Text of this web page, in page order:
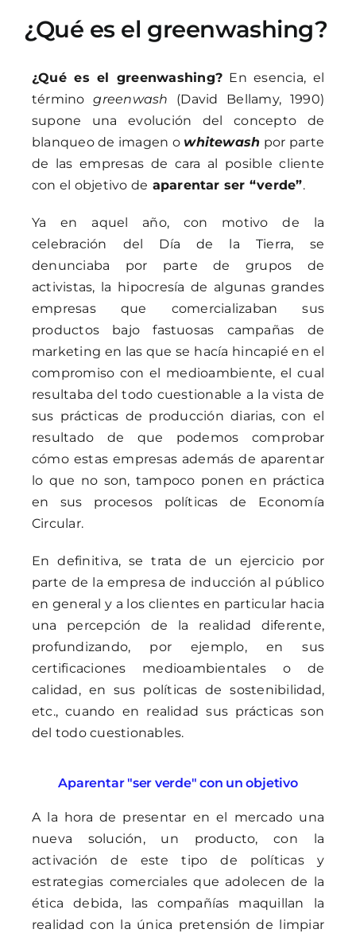
¿Qué es el greenwashing?
¿Qué es el greenwashing? En esencia, el
términogreenwash (David Bellamy, 1990)
supone una evolución del concepto de
blanqueo de imagen o whitewash por parte
de las empresas de cara al posible cliente
con el objetivo de aparentar ser “verde”.
Ya en aquel año, con motivo de la
celebración del Día de la Tierra, se
denunciaba por parte de grupos de
activistas, la hipocresía de algunas grandes
empresas que comercializaban sus
productos bajo fastuosas campañas de
marketing en las que se hacía hincapié en el
compromiso con el medioambiente, el cual
resultaba del todo cuestionable a la vista de
sus prácticas de producción diarias, con el
resultado de que podemos comprobar
cómo estas empresas además de aparentar
lo que no son, tampoco ponen en práctica
en sus procesos políticas de Economía
Circular.
En definitiva, se trata de un ejercicio por
parte de la empresa de inducción al público
en general y a los clientes en particular hacia
una percepción de la realidad diferente,
profundizando, por ejemplo, en sus
certificaciones medioambientales o de
calidad, en sus políticas de sostenibilidad,
etc., cuando en realidad sus prácticas son
del todo cuestionables.
Aparentar "ser verde" con un objetivo
A la hora de presentar en el mercado una
nueva solución, un producto, con la
activación de este tipo de políticas y
estrategias comerciales que adolecen de la
ética debida, las compañías maquillan la
realidad con la única pretensión de limpiar